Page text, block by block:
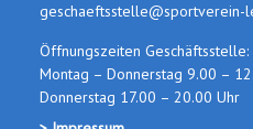
geschaeftsstelle@sportverein-
Öffnungszeiten Geschäftsstelle:
Montag – Donnerstag 9.00 –
Donnerstag 17.00 – 20.00 Uhr